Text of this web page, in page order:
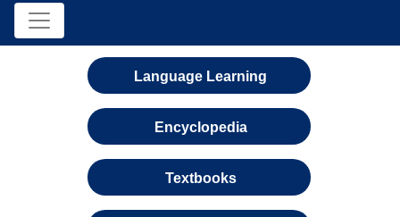
Language Learning
Encyclopedia
Textbooks